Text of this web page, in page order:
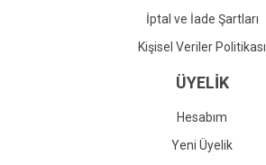
İptal ve İade Şartları
Kişisel Veriler Politikası
ÜYELİK
Hesabım
Yeni Üyelik